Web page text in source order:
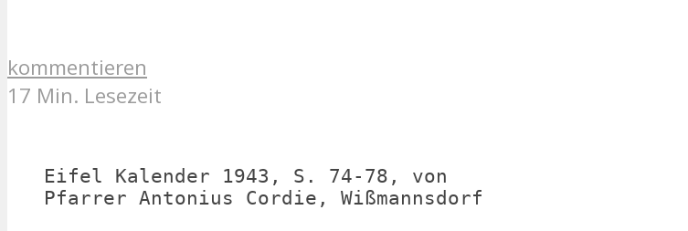
kommentieren
17 Min. Lesezeit
Eifel Kalender 1943, S. 74-78, von
Pfarrer Antonius Cordie, Wißmannsdorf